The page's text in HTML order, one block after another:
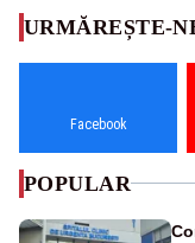
URMĂREȘTE-
Facebook
POPULAR